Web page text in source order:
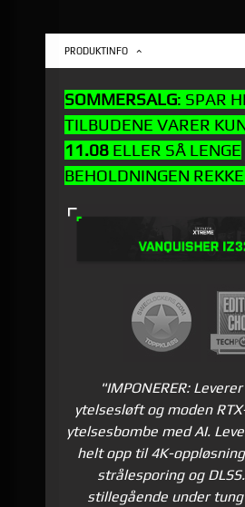
PRODUKTINFO
SOMMERSALG: SPAR
TILBUDENE VARER
11.08 ELLER SÅ LENGE
BEHOLDNINGEN
"IMPONERER:
ytelsesløft og moden
ytelsesbombe med AI. L
helt opp til 4K-
strålesporing og
stillegående under